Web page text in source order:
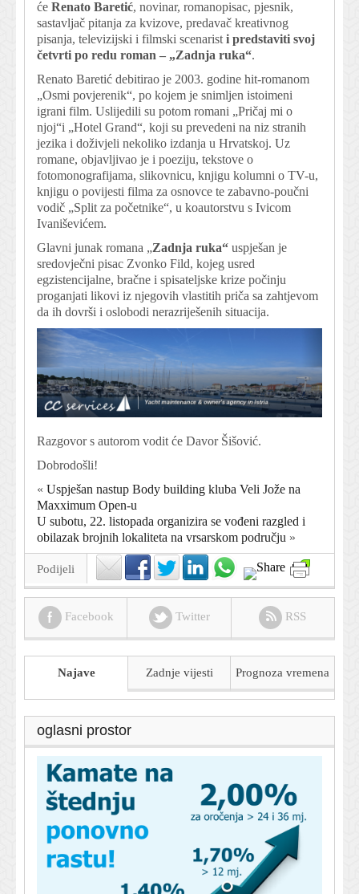
će Renato Baretić, novinar, romanopisac, pjesnik,
sastavljač pitanja za kvizove, predavač kreativnog
pisanja, televizijski i filmski scenarist i predstaviti svoj
četvrti po redu roman – „Zadnja ruka“.
Renato Baretić debitirao je 2003. godine hit-romanom
„Osmi povjerenik“, po kojem je snimljen istoimeni
igrani film. Uslijedili su potom romani „Pričaj mi o
njoj“i „Hotel Grand“, koji su prevedeni na niz stranih
jezika i doživjeli nekoliko izdanja u Hrvatskoj. Uz
romane, objavljivao je i poeziju, tekstove o
fotomonografijama, slikovnicu, knjigu kolumni o TV-u,
knjigu o povijesti filma za osnovce te zabavno-poučni
vodič „Split za početnike“, u koautorstvu s Ivicom
Ivaniševićem.
Glavni junak romana „Zadnja ruka“ uspješan je
sredovječni pisac Zvonko Fild, kojeg usred
egzistencijalne, bračne i spisateljske krize počinju
proganjati likovi iz njegovih vlastitih priča sa zahtjevom
da ih dovrši i oslobodi nerazriješenih situacija.
Razgovor s autorom vodit će Davor Šišović.
Dobrodošli!
« Uspješan nastup Body building kluba Veli Jože na
Maxximum Open-u
U subotu, 22. listopada organizira se vođeni razgled i
obilazak brojnih lokaliteta na vrsarskom području »
Podijeli
Facebook Twitter RSS
Najave Zadnje vijesti Prognoza vremena
oglasni prostor